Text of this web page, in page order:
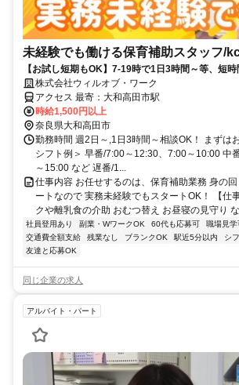
未経験でも働ける保育補助スタッフ/
【お試し短期もOK】7-19時で1日3時間～等、短
くても高時給でスタート可能！
株式会社ウィルオブ・ワーク
アクセス 最寄：大和高田市駅
時給1,500円以上
奈良県大和高田市
勤務時間 週2日～,1日3時間～相談OK！ まずは
シフト例＞ 早番/7:00～12:30、7:00～10:00 中
～15:00 など 遅番/1...
仕事内容 お任せするのは、保育補助業務 身の
ートなので 実務未経験でもスタートOK！ 【仕
クや離乳食の介助 おむつ替え お昼寝の見守り な
社員登用あり 副業・WワークOK 60代も応募可 職場見学
交通費全額支給
残業なし ブランクOK 駅近5分以内 シ
友達と応募OK
同じ企業の求人
アルバイト・パート